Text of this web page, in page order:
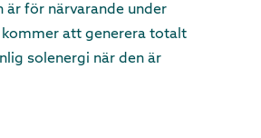
är för närvarande under
att generera totalt
solenergi när den är